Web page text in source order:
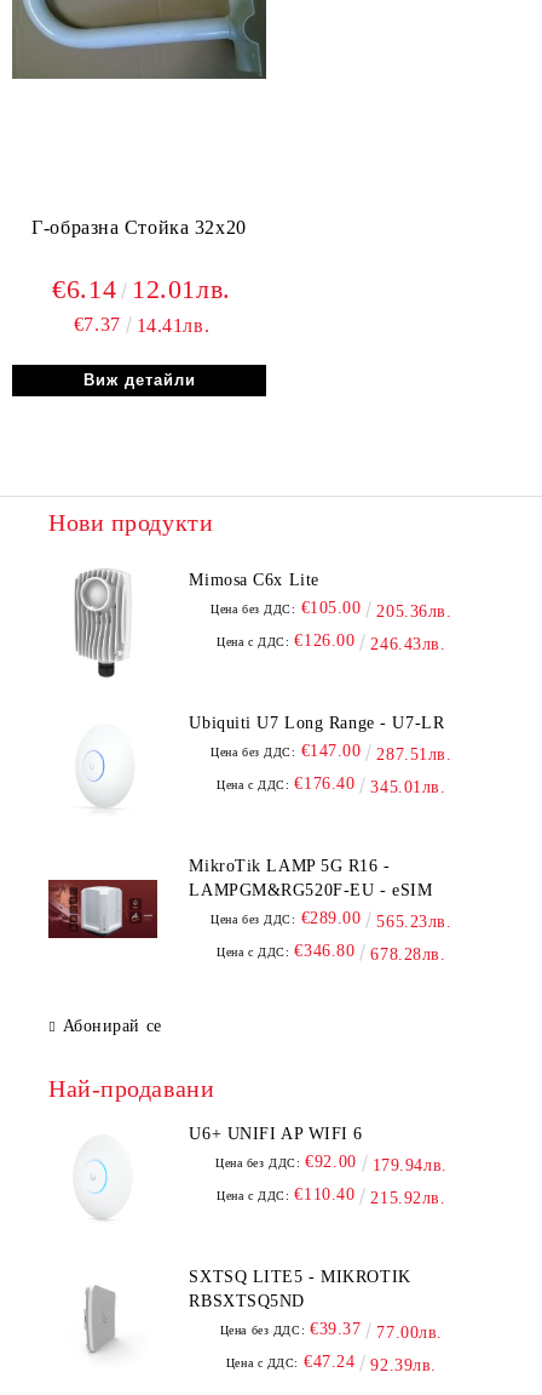
Г-образна Стойка 32х20
€6.14 12.01лв.
€7.37 14.41лв.
Виж детайли
Нови продукти
Mimosa C6x Lite
Цена без ДДС: €105.00 205.36лв.
Цена с ДДС: €126.00 246.43лв.
Ubiquiti U7 Long Range - U7-LR
Цена без ДДС: €147.00 287.51лв.
Цена с ДДС: €176.40 345.01лв.
MikroTik LAMP 5G R16 -
LAMPGM&RG520F-EU - eSIM
Цена без ДДС: €289.00 565.23лв.
Цена с ДДС: €346.80 678.28лв.
Абонирай се
Най-продавани
U6+ UNIFI AP WIFI 6
Цена без ДДС: €92.00 179.94лв.
Цена с ДДС: €110.40 215.92лв.
SXTSQ LITE5 - MIKROTIK
RBSXTSQ5ND
Цена без ДДС: €39.37 77.00лв.
Цена с ДДС: €47.24 92.39лв.